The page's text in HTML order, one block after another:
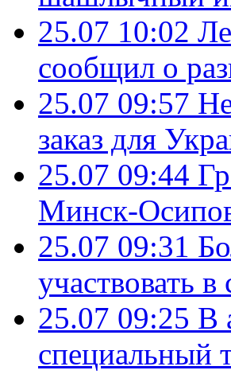
25.07 10:02
сообщил о
25.07 09:57
заказ для
25.07 09:44
Минск-
25.07 09:31
участвовать
25.07 09:25 В
специальный